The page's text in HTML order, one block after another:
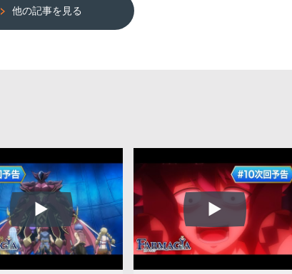
他の記事を見る